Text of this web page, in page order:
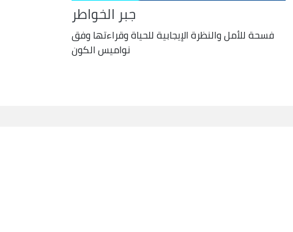
جبر الخواطر
فسحة للأمل والنظرة الإيجابية للحياة وقراءتها وفق
نواميس الكون